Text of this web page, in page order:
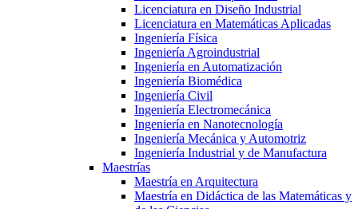
Licenciatura en Diseño Industrial
Licenciatura en Matemáticas Aplicadas
Ingeniería Física
Ingeniería Agroindustrial
Ingeniería en Automatización
Ingeniería Biomédica
Ingeniería Civil
Ingeniería Electromecánica
Ingeniería en Nanotecnología
Ingeniería Mecánica y Automotriz
Ingeniería Industrial y de Manufactura
Maestrías
Maestría en Arquitectura
Maestría en Didáctica de las Matemáticas y